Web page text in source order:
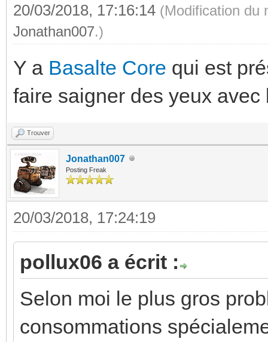
20/03/2018, 17:16:14 (Modification du
Jonathan007.)
Y a Basalte Core qui est
faire saigner des yeux
Trouver
Jonathan007
Posting Freak
20/03/2018, 17:24:19
pollux06 a écrit :
Selon moi le plus gros
consommations